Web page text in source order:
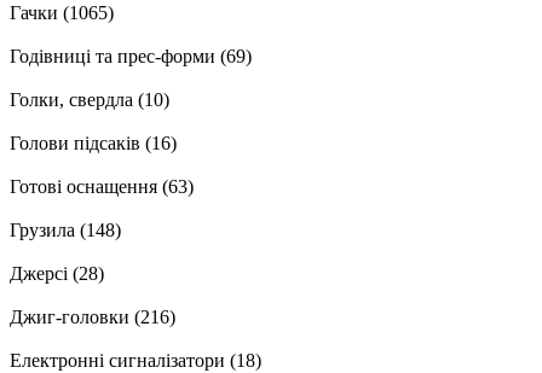
Гачки (1065)
Годівниці та прес-форми (69)
Голки, свердла (10)
Голови підсаків (16)
Готові оснащення (63)
Грузила (148)
Джерсі (28)
Джиг-головки (216)
Електронні сигналізатори (18)